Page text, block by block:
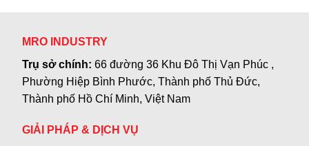
MRO INDUSTRY
Trụ sở chính:66 đường 36 Khu Đô Thị Vạn Phúc ,
Phường Hiệp Bình Phước, Thành phố Thủ Đức,
Thành phố Hồ Chí Minh, Việt Nam
GIẢI PHÁP & DỊCH VỤ